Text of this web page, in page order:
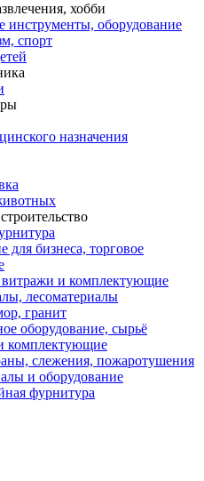
хобби
инструменты, оборудование
спорт
назначения
для бизнеса, торговое
и комплектующие
лесоматериалы
гранит
оборудование, сырьё
комплектующие
слежения, пожаротушения
и оборудование
фурнитура